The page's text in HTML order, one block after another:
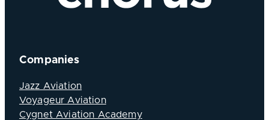
Companies
Jazz Aviation
Voyageur Aviation
Cygnet Aviation Academy